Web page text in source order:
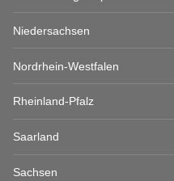
Niedersachsen
Nordrhein-Westfalen
Rheinland-Pfalz
Saarland
Sachsen